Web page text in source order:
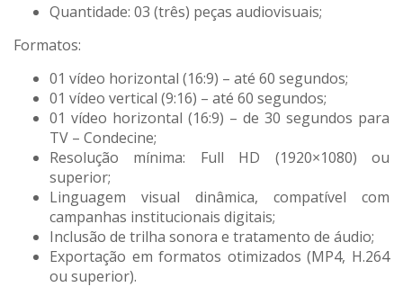
Quantidade: 03 (três) peças audiovisuais;
Formatos:
01 vídeo horizontal (16:9) – até 60 segundos;
01 vídeo vertical (9:16) – até 60 segundos;
01 vídeo horizontal (16:9) – de 30 segundos para
TV – Condecine;
Resolução mínima: Full HD (1920×1080) ou
superior;
Linguagem visual dinâmica, compatível com
campanhas institucionais digitais;
Inclusão de trilha sonora e tratamento de áudio;
Exportação em formatos otimizados (MP4, H.264
ou superior).